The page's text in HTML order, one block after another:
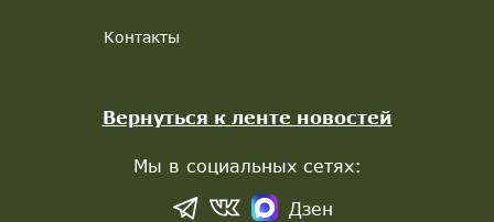
Контакты
Вернуться к ленте новостей
Мы в социальных сетях:
Дзен